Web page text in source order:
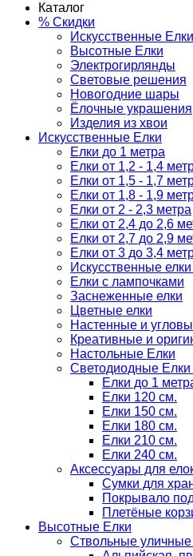
Каталог
% Скидки
Искусственные Елки
Высотные Елки
Электрогирлянды
Световые решения
Новогодние шары
Ёлочные украшения
Изделия из хвои
Искусственные Елки
Елки до 1 метра
Елки от 1,2 - 1,4
Елки от 1,5 - 1,7
Елки от 1,8 - 1,9
Елки от 2 - 2,3 метра
Елки от 2,4 до 2,6
Елки от 2,7 до 2,9
Елки от 3 до 3,4
Искусственные
Елки с лампочками
Заснеженные елки
Цветные елки
Настенные и
Креативные и
Настольные Елки
Светодиодные
Елки до 1
Елки 120 см.
Елки 150 см.
Елки 180 см.
Елки 210 см.
Елки 240 см.
Аксессуары для
Сумки для
Покрывало
Плетёные
Высотные Елки
Ствольные